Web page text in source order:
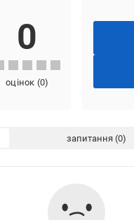
0
оцінок (0)
запитання